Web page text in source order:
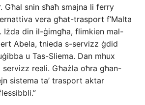
snin sħaħ smajna li ferry
vera għat-trasport f’Malta
Iżda din il-ġimgħa, flimkien mal-
Abela, tnieda s-servizz ġdid
u Tas-Sliema. Dan mhux
servizz reali. Għażla oħra għan-
sistema ta’ trasport aktar